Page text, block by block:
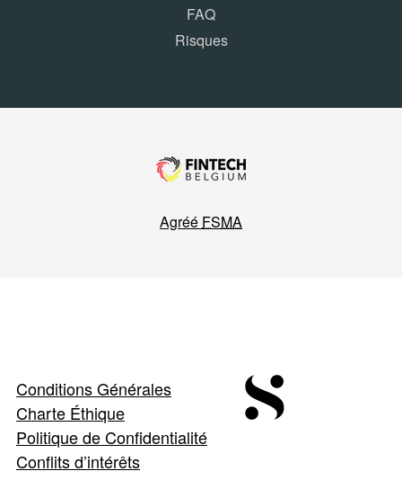
FAQ
Risques
Agréé FSMA
Conditions Générales
Charte Éthique
Politique de Confidentialité
Conflits d’intérêts